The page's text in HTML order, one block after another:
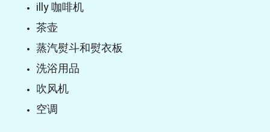
illy 咖啡机
茶壶
蒸汽熨斗和熨衣板
洗浴用品
吹风机
空调